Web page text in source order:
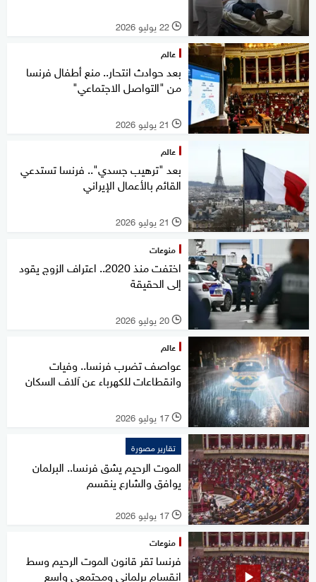
l 22 يوليو 2026
عالم
بعد حوادث انتحار.. منع أطفال فرنسا
من "التواصل الاجتماعي"
l 21 يوليو 2026
عالم
بعد "ترهيب جسدي".. فرنسا تستدعي
القائم بالأعمال الإيراني
l 21 يوليو 2026
منوعات
اختفت منذ 2020.. اعتراف الزوج يقود
إلى الحقيقة
l 20 يوليو 2026
عالم
عواصف تضرب فرنسا.. وفيات
وانقطاعات للكهرباء عن آلاف السكان
l 17 يوليو 2026
تقارير مصورة
الموت الرحيم يشق فرنسا.. البرلمان
يوافق والشارع ينقسم
l 17 يوليو 2026
منوعات
فرنسا تقر قانون الموت الرحيم وسط
انقسام برلماني ومجتمعي واسع